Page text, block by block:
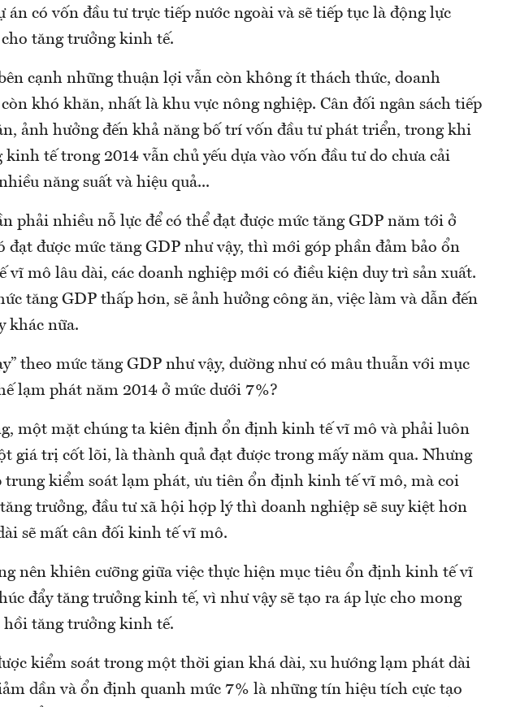
án có vốn đầu tư trực tiếp nước ngoài và sẽ tiếp tục là động lực
tăng trưởng kinh tế.
cạnh những thuận lợi vẫn còn không ít thách thức, doanh
khó khăn, nhất là khu vực nông nghiệp. Cân đối ngân sách tiếp
ảnh hưởng đến khả năng bố trí vốn đầu tư phát triển, trong khi
tế trong 2014 vẫn chủ yếu dựa vào vốn đầu tư do chưa cải
năng suất và hiệu quả...
phải nhiều nỗ lực để có thể đạt được mức tăng GDP năm tới ở
đạt được mức tăng GDP như vậy, thì mới góp phần đảm bảo ổn
vĩ mô lâu dài, các doanh nghiệp mới có điều kiện duy trì sản xuất.
tăng GDP thấp hơn, sẽ ảnh hưởng công ăn, việc làm và dẫn đến
khác nữa.
theo mức tăng GDP như vậy, dường như có mâu thuẫn với mục
lạm phát năm 2014 ở mức dưới 7%?
một mặt chúng ta kiên định ổn định kinh tế vĩ mô và phải luôn
giá trị cốt lõi, là thành quả đạt được trong mấy năm qua. Nhưng
trung kiểm soát lạm phát, ưu tiên ổn định kinh tế vĩ mô, mà coi
trưởng, đầu tư xã hội hợp lý thì doanh nghiệp sẽ suy kiệt hơn
sẽ mất cân đối kinh tế vĩ mô.
nên khiên cưỡng giữa việc thực hiện mục tiêu ổn định kinh tế vĩ
đẩy tăng trưởng kinh tế, vì như vậy sẽ tạo ra áp lực cho mong
hồi tăng trưởng kinh tế.
kiểm soát trong một thời gian khá dài, xu hướng lạm phát dài
dần và ổn định quanh mức 7% là những tín hiệu tích cực tạo